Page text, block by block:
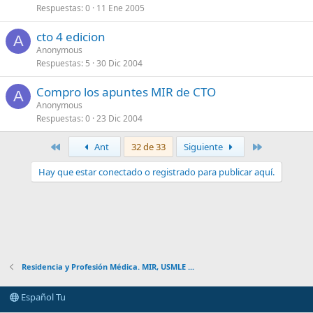
Respuestas 0 11 Ene 2005
A cto 4 edicion
Anonymous
Respuestas 5 30 Dic 2004
A Compro los apuntes MIR de CTO
Anonymous
Respuestas 0 23 Dic 2004
PrimeroAnt 32 de 33 Siguiente
Hay que estar conectado o registrado para publicar aquí.
Residencia y Profesión Médica. MIR, USMLE ...
Español Tu